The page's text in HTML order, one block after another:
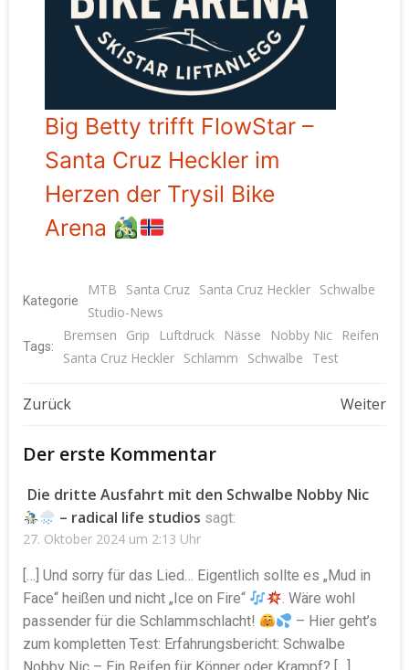
Big Betty trifft FlowStar –
Santa Cruz Heckler im
Herzen der Trysil Bike
Arena
Kategorie
MTB Santa Cruz Santa Cruz Heckler Schwalbe
Studio-News
Tags:
Bremsen Grip Luftdruck Nässe Nobby Nic
Reifen
Santa Cruz Heckler Schlamm Schwalbe Test
Beitragsnavigation
Zurück Weiter
Der erste Kommentar
Die dritte Ausfahrt mit den Schwalbe Nobby Nic
– radical life studios sagt:
27. Oktober 2024 um 2:13 Uhr
[…] Und sorry für das Lied… Eigentlich sollte es „Mud in
Face“ heißen und nicht „Ice on Fire“
. Wäre wohl
passender für die Schlammschlacht!
– Hier geht’s
zum kompletten Test: Erfahrungsbericht: Schwalbe